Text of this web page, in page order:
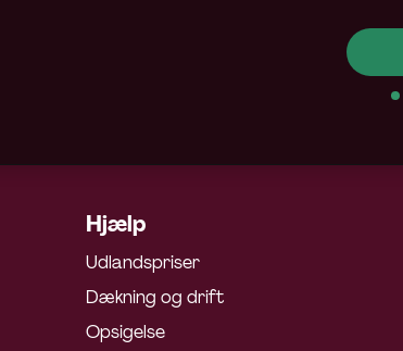
Hjælp
Udlandspriser
Dækning og drift
Opsigelse